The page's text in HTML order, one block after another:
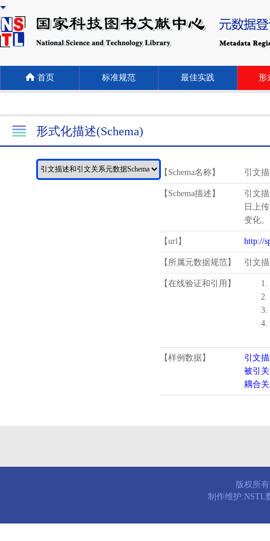
首页 标准规范 最佳实践 形
形式化描述(Schema)
【Schema名称】 引文
【Schema描述】
引文
日上
变化。
【url】 http://
【所属元数据规范】 引文
【在线验证和引用】
1.
2.
3.
4.
【样例数据】
引文
被引
耦合
版权所
制作维护:NSTL